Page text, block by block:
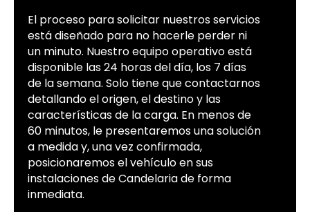
El proceso para solicitar nuestros servicios
está diseñado para no hacerle perder ni
un minuto. Nuestro equipo operativo está
disponible las 24 horas del día, los 7 días
de la semana. Solo tiene que contactarnos
detallando el origen, el destino y las
características de la carga. En menos de
60 minutos, le presentaremos una solución
a medida y, una vez confirmada,
posicionaremos el vehículo en sus
instalaciones de Candelaria de forma
inmediata.